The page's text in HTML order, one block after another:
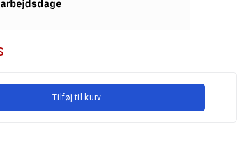
Tilføj til kurv